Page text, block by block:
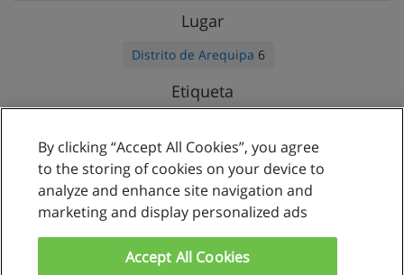
Lugar
Distrito de Arequipa 6
Etiqueta
Reglas de uso
By clicking “Accept All Cookies”, you agree
to the storing of cookies on your device to
analyze and enhance site navigation and
marketing and display personalized ads
Accept All Cookies